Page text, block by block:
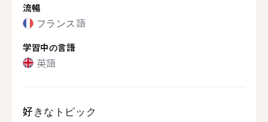
流暢
フランス語
学習中の言語
英語
好きなトピック